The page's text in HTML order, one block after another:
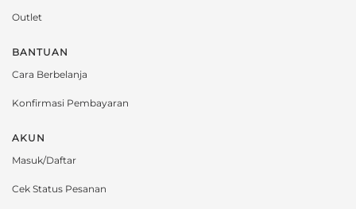
Outlet
BANTUAN
Cara Berbelanja
Konfirmasi Pembayaran
AKUN
Masuk/Daftar
Cek Status Pesanan